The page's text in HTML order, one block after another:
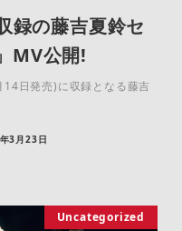
録の藤吉夏鈴セ
MV公開!
日発売)に収録となる藤吉
3月23日
Uncategorized